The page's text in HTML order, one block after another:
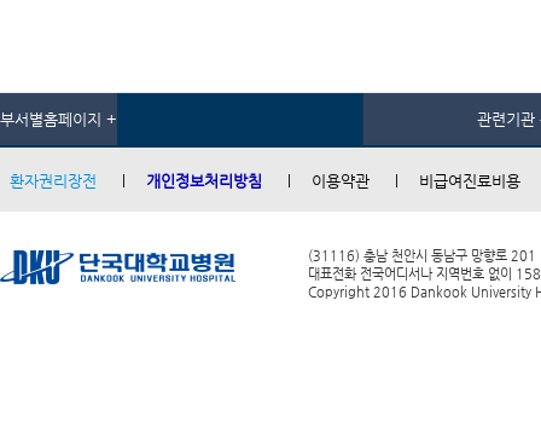
부서별홈페이지 + 관련기관
환자권리장전 개인정보처리방침 이용약관 비급여진료비용
(31116) 충남 천안시 동남구 망향로 201
대표전화 전국어디서나 지역번호 없이
Copyright 2016 Dankook University